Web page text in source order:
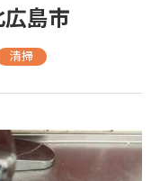
広島市
清掃